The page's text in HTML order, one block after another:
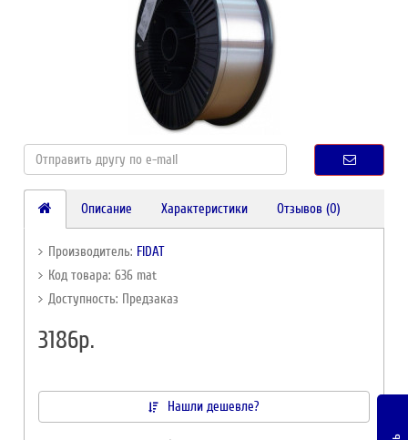
Описание Характеристики Отзывов (0)
Производитель: FIDAT
Код товара: 636 mat
Доступность: Предзаказ
3186р.
Нашли дешевле?